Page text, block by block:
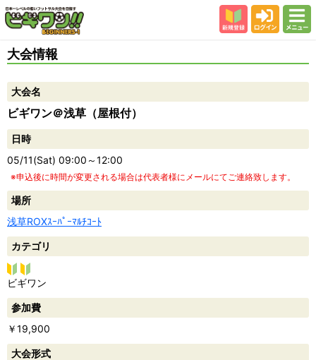
会場
スタッフ紹介
よくある質問
参加者の声
大会情報
大会名
ビギワン＠浅草（屋根付）
日時
05/11(Sat) 09:00～12:00
※申込後に時間が変更される場合は代表者様にメールにてご連絡致します。
場所
浅草ROXｽｰﾊﾟｰﾏﾙﾁｺｰﾄ
カテゴリ
ビギ
ワン
ビギワン
参加費
￥19,900
大会形式